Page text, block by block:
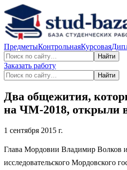
ПредметыКонтрольнаяКурсовая
Найти
Заказать работу
Найти
Два общежития,
на ЧМ-2018, открыли
1 сентября 2015 г.
Глава Мордовии Владимир Волков
исследовательского Мордовского